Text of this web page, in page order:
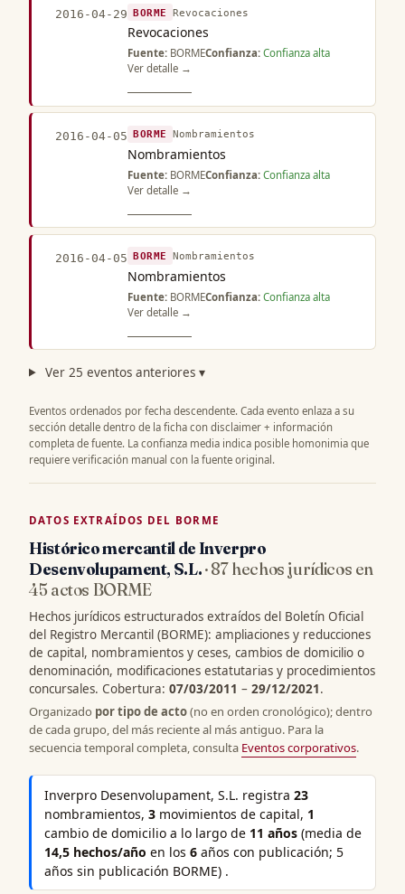
2016-04-29 BORME Revocaciones
Revocaciones
Fuente: BORMEConfianza: Confianza alta
Ver detalle →
2016-04-05 BORME Nombramientos
Nombramientos
Fuente: BORMEConfianza: Confianza alta
Ver detalle →
2016-04-05 BORME Nombramientos
Nombramientos
Fuente: BORMEConfianza: Confianza alta
Ver detalle →
Ver 25 eventos anteriores ▾
Eventos ordenados por fecha descendente. Cada evento enlaza a su
sección detalle dentro de la ficha con disclaimer + información
completa de fuente. La confianza media indica posible homonimia que
requiere verificación manual con la fuente original.
DATOS EXTRAÍDOS DEL BORME
Histórico mercantil de Inverpro
Desenvolupament, S.L.· 87 hechos jurídicos en
45 actos BORME
Hechos jurídicos estructurados extraídos del Boletín Oficial
del Registro Mercantil (BORME): ampliaciones y reducciones
de capital, nombramientos y ceses, cambios de domicilio o
denominación, modificaciones estatutarias y procedimientos
concursales. Cobertura: 07/03/2011 – 29/12/2021.
Organizado por tipo de acto(no en orden cronológico); dentro
de cada grupo, del más reciente al más antiguo. Para la
secuencia temporal completa, consulta Eventos corporativos.
Inverpro Desenvolupament, S.L. registra23
nombramientos,3 movimientos de capital, 1
cambio de domicilio a lo largo de 11 años (media de
14,5 hechos/año en los6 años con publicación; 5
años sin publicación BORME) .